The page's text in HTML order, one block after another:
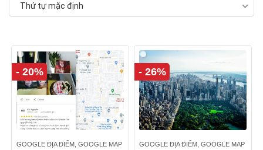
Thứ tự mặc định
- 20%
GOOGLE ĐỊA ĐIỂM, GOOGLE MAP
- 26%
GOOGLE ĐỊA ĐIỂM, GOOGLE MAP